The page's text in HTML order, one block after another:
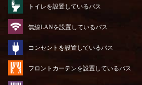
トイレを設置しているバス
無線LANを設置しているバス
コンセントを設置しているバス
フロントカーテンを設置しているバス